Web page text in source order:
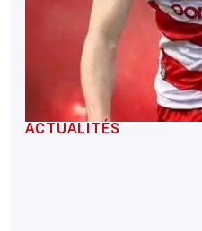
ACTUALITÉS